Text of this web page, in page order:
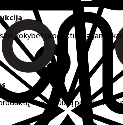
kokybės produktus nagams,
visiems Jūsų poreikiams